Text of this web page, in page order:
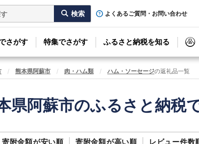
よくあるご質問・お問い合わせ
さがす 特集でさがす ふるさと納税を知る
熊本県阿蘇市 肉・ハム類 ハム・ソーセージの返礼品一覧
県阿蘇市のふるさと納税
寄附金額が安い順 寄附金額が高い順 レビュー件数